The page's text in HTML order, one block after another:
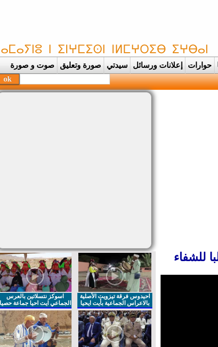
حوارات إعلانات ورسائل سيدتي صورة وتعليق صوت و صورة
للشفاء
احيدوس فرقة تيزويت الأصلية
بالاعراس الجماعية بأيت ايحيا
اسوكز نتسلاتين بالعرس
الجماعي ايت احيا جماعة حصيا